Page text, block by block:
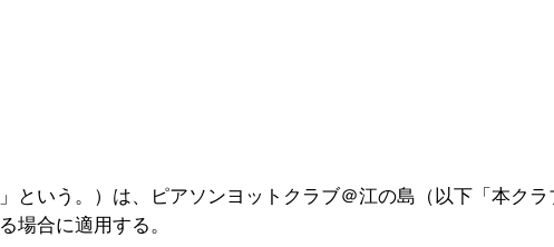
という。）は、ピアソンヨットクラブ＠江の島（以下「本ク
場合に適用する。